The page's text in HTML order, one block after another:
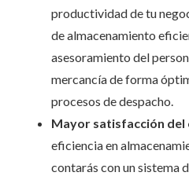
productividad de tu
de almacenamiento
asesoramiento del
mercancía de forma
procesos de despacho.
Mayor satisfacción del
eficiencia en
contarás con un sistema